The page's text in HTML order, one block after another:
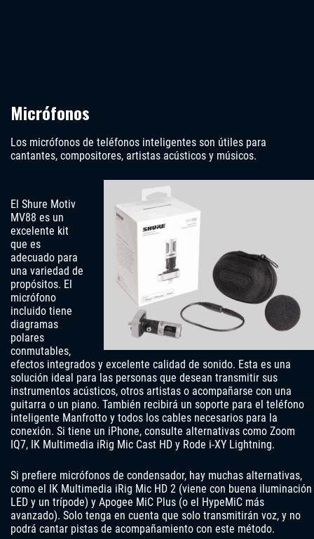
Micrófonos
Los micrófonos de teléfonos inteligentes son útiles para
cantantes, compositores, artistas acústicos y músicos.
El Shure Motiv
MV88 es un
excelente kit
que es
adecuado para
una variedad de
propósitos. El
micrófono
incluido tiene
diagramas
polares
conmutables,
efectos integrados y excelente calidad de sonido. Esta es una
solución ideal para las personas que desean transmitir sus
instrumentos acústicos, otros artistas o acompañarse con una
guitarra o un piano. También recibirá un soporte para el teléfono
inteligente Manfrotto y todos los cables necesarios para la
conexión. Si tiene un iPhone, consulte alternativas como Zoom
IQ7, IK Multimedia iRig Mic Cast HD y Rode i-XY Lightning.
Si prefiere micrófonos de condensador, hay muchas alternativas,
como el IK Multimedia iRig Mic HD 2 (viene con buena iluminación
LED y un trípode) y Apogee MiC Plus (o el HypeMiC más
avanzado). Solo tenga en cuenta que solo transmitirán voz, y no
podrá cantar pistas de acompañamiento con este método.